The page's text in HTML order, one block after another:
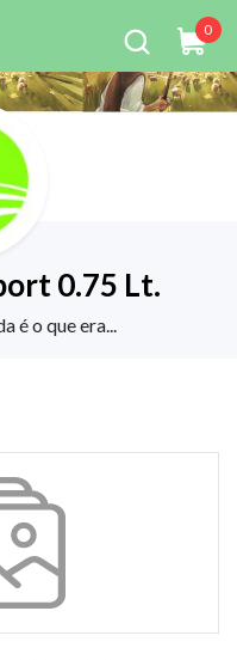
0
0.75 Lt.
é o que era...